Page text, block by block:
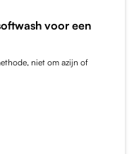
voor een
niet om azijn of